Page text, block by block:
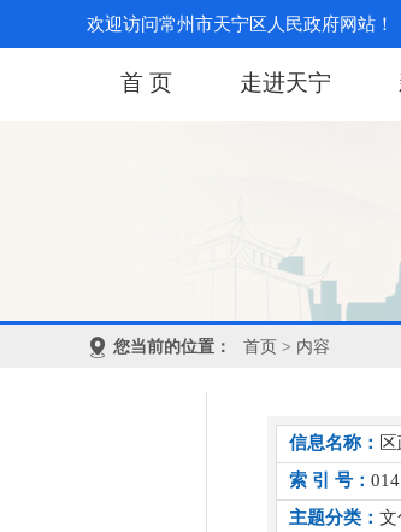
欢迎访问常州市天宁区人民政府网站！
首 页 走进天宁
您当前的位置： 首页 > 内容
信息名称：
索 引 号：
主题分类： 文